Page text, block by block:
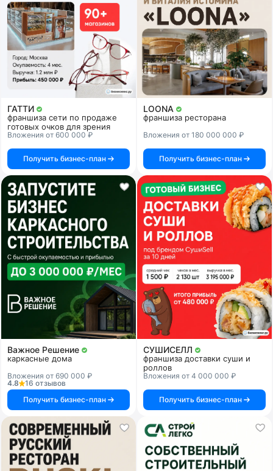
ГАТТИ
франшиза сети по продаже
готовых очков для зрения
Вложения от 600 000 ₽
Получить бизнес-план
LOONA
франшиза ресторана
Вложения от 180 000 000 ₽
Получить бизнес-план
Важное Решение
каркасные дома
Вложения от 690 000 ₽
4.8
16 отзывов
Получить бизнес-план
СУШИСЕЛЛ
франшиза доставки суши и
роллов
Вложения от 4 000 000 ₽
Получить бизнес-план